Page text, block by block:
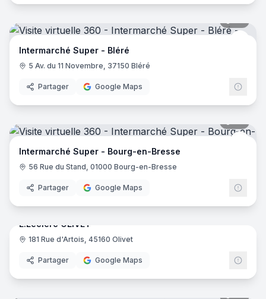
Intermarché Super - Bléré
5 Av. du 11 Novembre, 37150 Bléré
Partager Google Maps
Intermarché Super - Bourg-en-Bresse
56 Rue du Stand, 01000 Bourg-en-Bresse
Partager Google Maps
46
E.Leclerc OLIVET
181 Rue d'Artois, 45160 Olivet
Partager Google Maps